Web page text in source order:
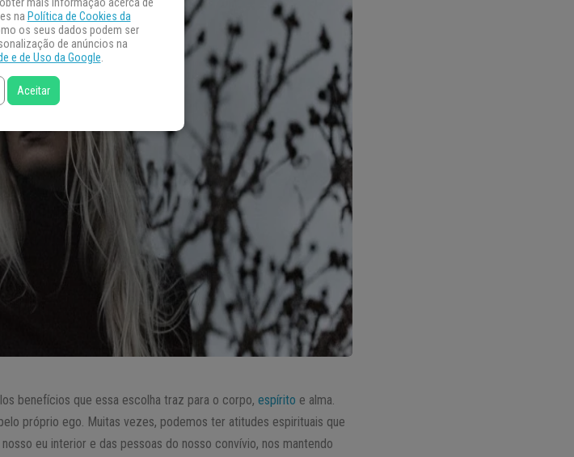
benefícios que essa escolha traz para o corpo,espírito e alma.
próprio ego. Muitas vezes, podemos ter atitudes espirituais que
eu interior e das pessoas do nosso convívio, nos mantendo
na Política de Cookies da
os seus dados podem ser
de anúncios na
e de Uso da Google.
Aceitar